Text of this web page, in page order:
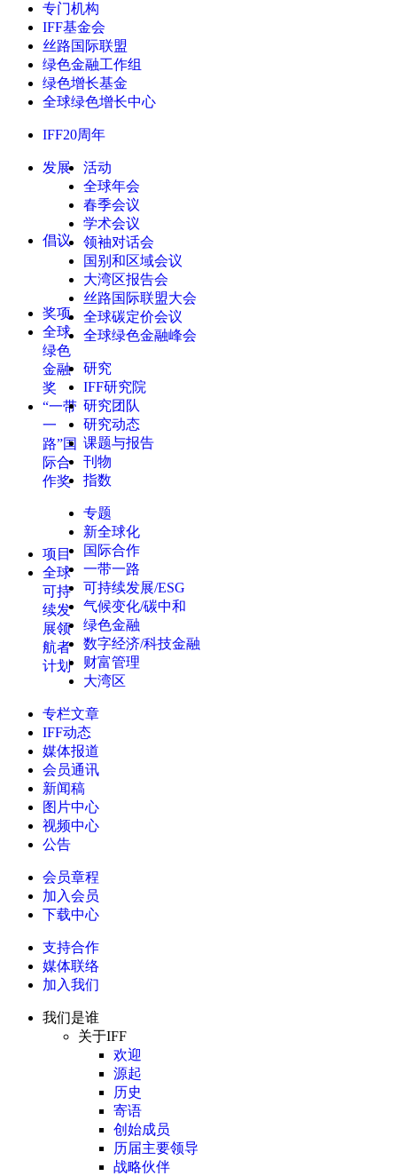
专门机构
IFF基金会
丝路国际联盟
绿色金融工作组
绿色增长基金
全球绿色增长中心
IFF20周年
发展
倡议
奖项
全球
绿色
金融
奖
“一带
一
路”国
际合
作奖
项目
全球
可持
续发
展领
航者
计划
活动
全球年会
春季会议
学术会议
领袖对话会
国别和区域会议
大湾区报告会
丝路国际联盟大会
全球碳定价会议
全球绿色金融峰会
研究
IFF研究院
研究团队
研究动态
课题与报告
刊物
指数
专题
新全球化
国际合作
一带一路
可持续发展/ESG
气候变化/碳中和
绿色金融
数字经济/科技金融
财富管理
大湾区
专栏文章
IFF动态
媒体报道
会员通讯
新闻稿
图片中心
视频中心
公告
会员章程
加入会员
下载中心
支持合作
媒体联络
加入我们
我们是谁
关于IFF
欢迎
源起
历史
寄语
创始成员
历届主要领导
战略伙伴